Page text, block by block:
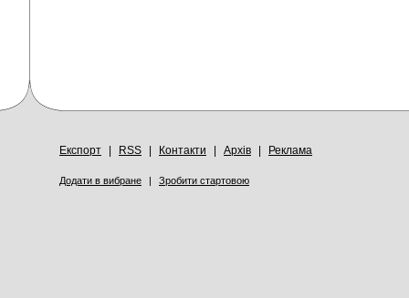
Експорт RSS Контакти Архів Реклама
Додати в вибране | Зробити стартовою